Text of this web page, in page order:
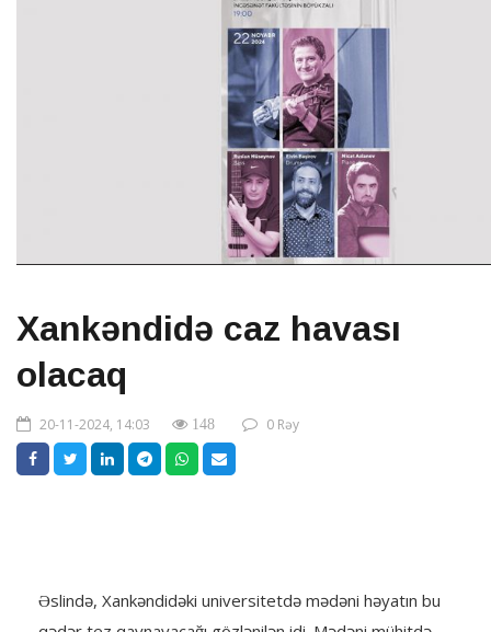
Xankəndidə caz havası
olacaq
20-11-2024, 14:03 148 0 Rəy
Əslində, Xankəndidəki universitetdə mədəni həyatın bu